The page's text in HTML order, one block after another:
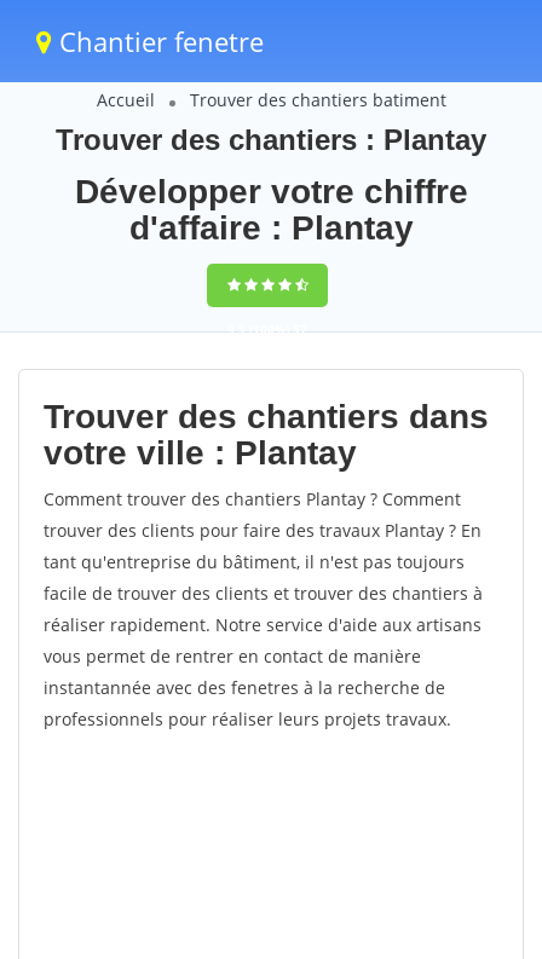
Chantier fenetre
Accueil Trouver des chantiers batiment
Trouver des chantiers : Plantay
Développer votre chiffre
d'affaire : Plantay
9,5(100%)57
votes
Trouver des chantiers dans
votre ville : Plantay
Comment trouver des chantiers Plantay ? Comment
trouver des clients pour faire des travaux Plantay ? En
tant qu'entreprise du bâtiment, il n'est pas toujours
facile de trouver des clients et trouver des chantiers à
réaliser rapidement. Notre service d'aide aux artisans
vous permet de rentrer en contact de manière
instantannée avec des fenetres à la recherche de
professionnels pour réaliser leurs projets travaux.